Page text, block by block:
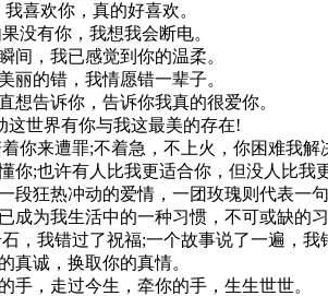
喜欢你，真的好喜欢。
没有你，我想我会断电。
，我已感觉到你的温柔。
的错，我情愿错一辈子。
告诉你，告诉你我真的很爱你。
世界有你与我这最美的存在!
你来遭罪;不着急，不上火，你困难我解
;也许有人比我更适合你，但没人比我
狂热冲动的爱情，一团玫瑰则代表一
为我生活中的一种习惯，不可或缺的
，我错过了祝福;一个故事说了一遍，
真诚，换取你的真情。
，走过今生，牵你的手，生生世世。